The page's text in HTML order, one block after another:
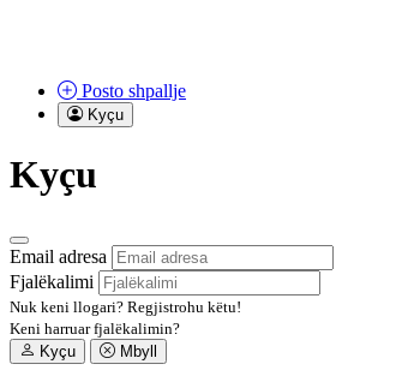
Posto shpallje
Kyçu
Kyçu
Email adresa
Fjalëkalimi
Nuk keni llogari? Regjistrohu këtu!
Keni harruar fjalëkalimin?
Kyçu
Mbyll